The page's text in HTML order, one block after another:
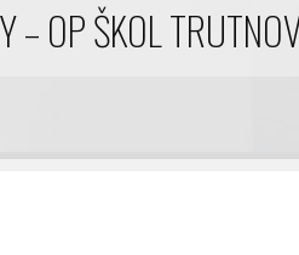
– OP ŠKOL